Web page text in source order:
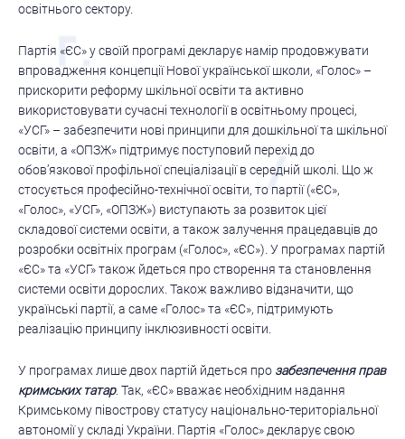
освітнього сектору.
Партія «ЄС» у своїй програмі декларує намір продовжувати
впровадження концепції Нової української школи, «Голос» –
прискорити реформу шкільної освіти та активно
використовувати сучасні технології в освітньому процесі,
«УСГ» – забезпечити нові принципи для дошкільної та шкільної
освіти, а «ОПЗЖ» підтримує поступовий перехід до
обов’язкової профільної спеціалізації в середній школі. Що ж
стосується професійно-технічної освіти, то партії («ЄС»,
«Голос», «УСГ», «ОПЗЖ») виступають за розвиток цієї
складової системи освіти, а також залучення працедавців до
розробки освітніх програм («Голос», «ЄС»). У програмах партій
«ЄС» та «УСГ» також йдеться про створення та становлення
системи освіти дорослих. Також важливо відзначити, що
українські партії, а саме «Голос» та «ЄС», підтримують
реалізацію принципу інклюзивності освіти.
У програмах лише двох партій йдеться про забезпечення прав
кримських татар. Так, «ЄС» вважає необхідним надання
Кримському півострову статусу національно-територіальної
автономії у складі України. Партія «Голос» декларує свою